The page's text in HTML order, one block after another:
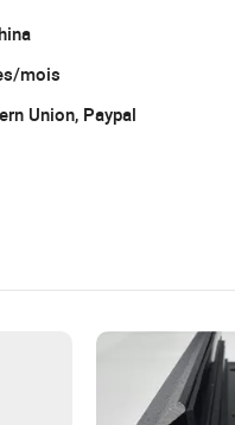
mois
Union, Paypal